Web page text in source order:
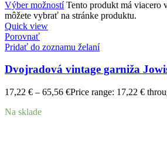
Výber možností Tento produkt má viacero
môžete vybrať na stránke produktu.
Quick view
Porovnať
Pridať do zoznamu želaní
Dvojradová vintage garniža
17,22 € – 65,56 €Price range: 17,22 €
Na sklade